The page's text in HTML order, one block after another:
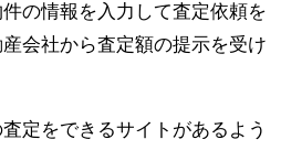
の情報を入力して査定依頼を
会社から査定額の提示を受け
定をできるサイトがあるよう